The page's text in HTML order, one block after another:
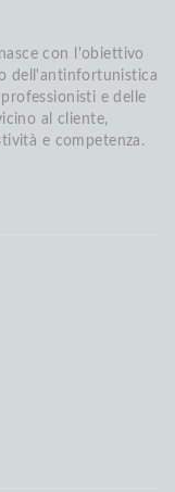
con l'obiettivo
dell'antinfortunistica
e delle
al cliente,
e competenza.